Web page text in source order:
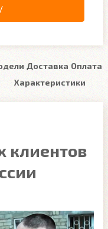
Доставка Оплата
Характеристики
клиентов